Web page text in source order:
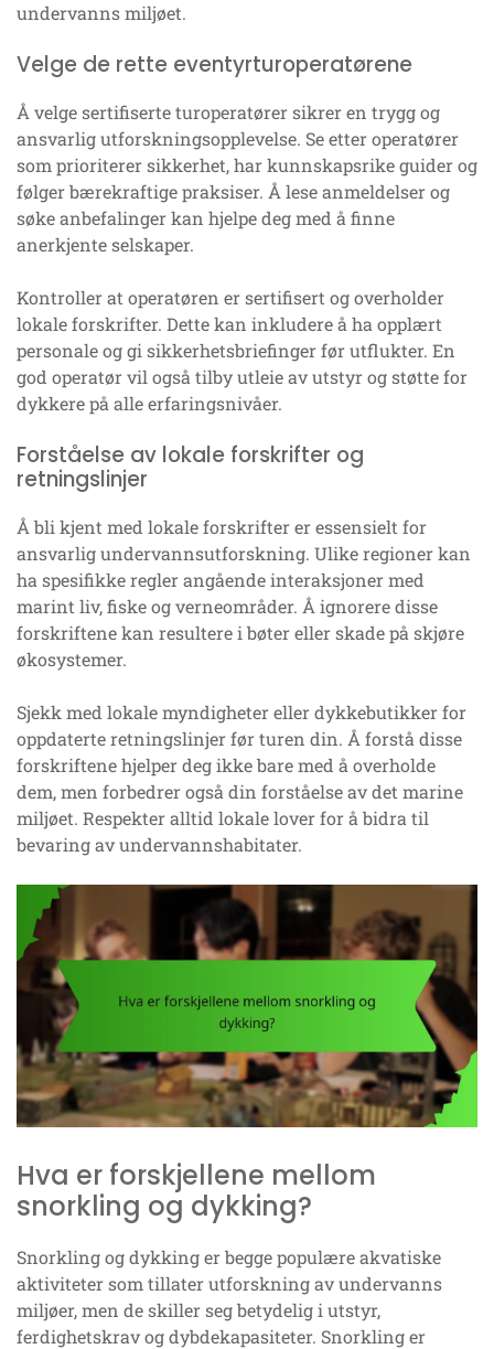
undervanns miljøet.
Velge de rette eventyrturoperatørene
Å velge sertifiserte turoperatører sikrer en trygg og
ansvarlig utforskningsopplevelse. Se etter operatører
som prioriterer sikkerhet, har kunnskapsrike guider og
følger bærekraftige praksiser. Å lese anmeldelser og
søke anbefalinger kan hjelpe deg med å finne
anerkjente selskaper.
Kontroller at operatøren er sertifisert og overholder
lokale forskrifter. Dette kan inkludere å ha opplært
personale og gi sikkerhetsbriefinger før utflukter. En
god operatør vil også tilby utleie av utstyr og støtte for
dykkere på alle erfaringsnivåer.
Forståelse av lokale forskrifter og
retningslinjer
Å bli kjent med lokale forskrifter er essensielt for
ansvarlig undervannsutforskning. Ulike regioner kan
ha spesifikke regler angående interaksjoner med
marint liv, fiske og verneområder. Å ignorere disse
forskriftene kan resultere i bøter eller skade på skjøre
økosystemer.
Sjekk med lokale myndigheter eller dykkebutikker for
oppdaterte retningslinjer før turen din. Å forstå disse
forskriftene hjelper deg ikke bare med å overholde
dem, men forbedrer også din forståelse av det marine
miljøet. Respekter alltid lokale lover for å bidra til
bevaring av undervannshabitater.
Hva er forskjellene mellom
snorkling og dykking?
Snorkling og dykking er begge populære akvatiske
aktiviteter som tillater utforskning av undervanns
miljøer, men de skiller seg betydelig i utstyr,
ferdighetskrav og dybdekapasiteter. Snorkling er